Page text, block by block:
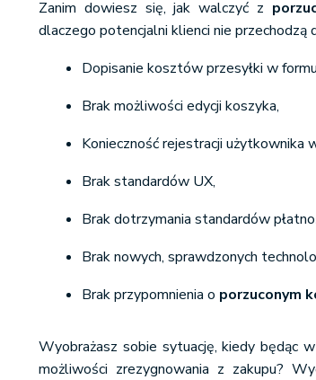
Zanim dowiesz się, jak walczyć z
dlaczego potencjalni klienci nie przechodzą
Dopisanie kosztów przesyłki w
Brak możliwości edycji koszyka,
Konieczność rejestracji użytkownika
Brak standardów UX,
Brak dotrzymania standardów
Brak nowych, sprawdzonych
Brak przypomnienia o porzuconym
Wyobrażasz sobie sytuację, kiedy będąc
możliwości zrezygnowania z zakupu?